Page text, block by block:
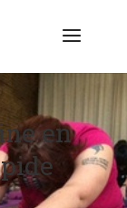
en